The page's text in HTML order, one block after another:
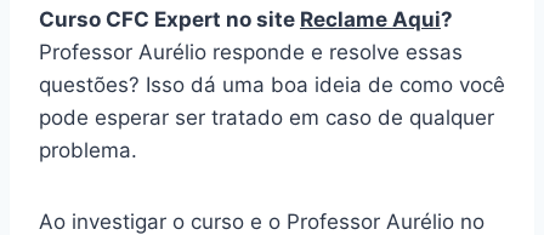
Curso CFC Expert no site Reclame Aqui?
Professor Aurélio responde e resolve essas
questões? Isso dá uma boa ideia de como você
pode esperar ser tratado em caso de qualquer
problema.
Ao investigar o curso e o Professor Aurélio no